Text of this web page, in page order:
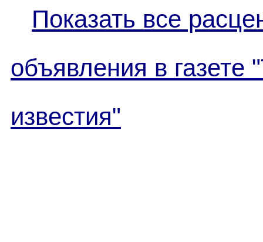
Показать все
объявления в газете
известия"